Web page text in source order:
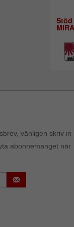
MIRA
vänligen skriv in
abonnemanget när